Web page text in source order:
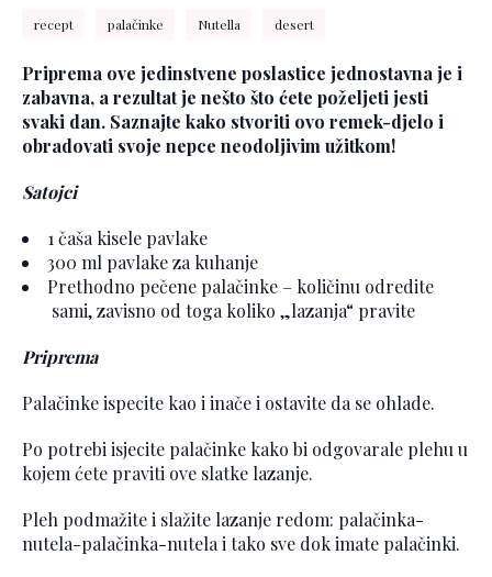
recept palačinke Nutella desert
Priprema ove jedinstvene poslastice jednostavna je i
zabavna, a rezultat je nešto što ćete poželjeti jesti
svaki dan. Saznajte kako stvoriti ovo remek-djelo i
obradovati svoje nepce neodoljivim užitkom!
Satojci
1 čaša kisele pavlake
300 ml pavlake za kuhanje
Prethodno pečene palačinke – količinu odredite
sami, zavisno od toga koliko „lazanja“ pravite
Priprema
Palačinke ispecite kao i inače i ostavite da se ohlade.
Po potrebi isjecite palačinke kako bi odgovarale plehu u
kojem ćete praviti ove slatke lazanje.
Pleh podmažite i slažite lazanje redom: palačinka-
nutela-palačinka-nutela i tako sve dok imate palačinki.